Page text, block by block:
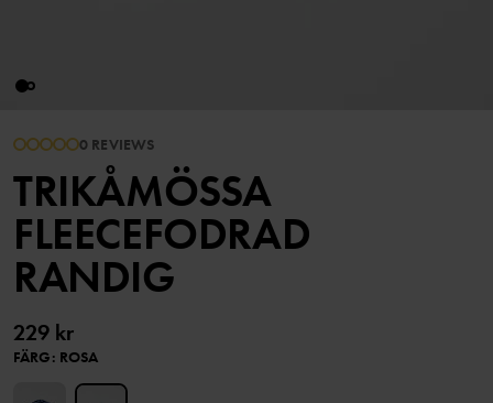
0 REVIEWS
TRIKÅMÖSSA
FLEECEFODRAD
RANDIG
229 kr
FÄRG: ROSA